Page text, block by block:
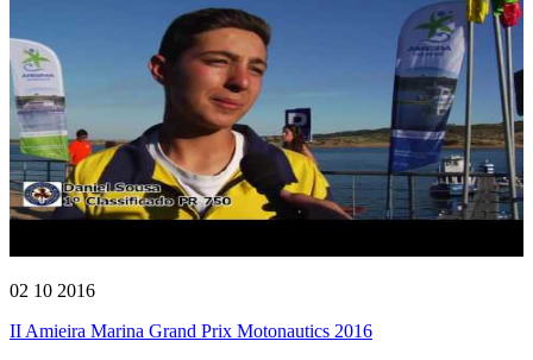
02 10 2016
II Amieira Marina Grand Prix Motonautics 2016